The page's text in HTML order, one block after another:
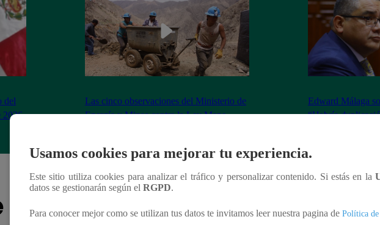
del
2026
Las cinco observaciones del Ministerio de
Energía y Minas contra la Ley Mape
Edward Málaga
“Habría
puede interesar
Usamos cookies para mejorar tu experiencia.
Este sitio utiliza cookies para analizar el tráfico y personalizar contenido. Si estás en la
datos se gestionarán según el RGPD.
Para conocer mejor como se utilizan tus datos te invitamos leer nuestra pagina de Política